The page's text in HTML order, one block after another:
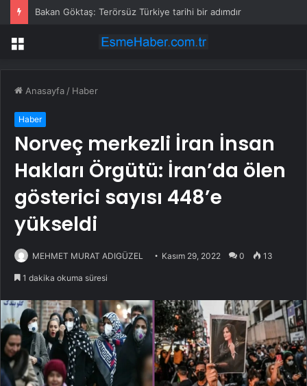
Bakan Göktaş: Terörsüz Türkiye tarihi bir adımdır
Menü
Anasayfa / Haber
Haber
Norveç merkezli İran İnsan
Hakları Örgütü: İran’da ölen
gösterici sayısı 448’e
yükseldi
MEHMET MURAT ADIGÜZEL Kasım 29, 2022 0 13
1 dakika okuma süresi